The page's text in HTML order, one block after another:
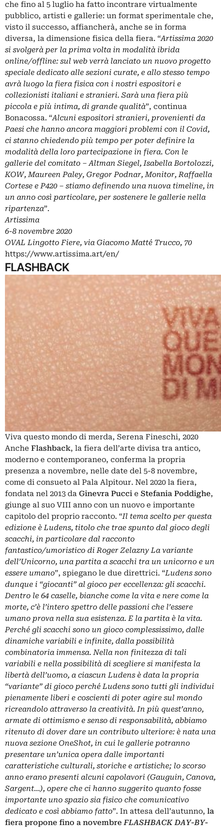
che fino al 5 luglio ha fatto incontrare virtualmente
pubblico, artisti e gallerie: un format sperimentale che,
visto il successo, affiancherà, anche se in forma
diversa, la dimensione fisica della fiera. “Artissima 2020
si svolgerà per la prima volta in modalità ibrida
online/offline: sul web verrà lanciato un nuovo progetto
speciale dedicato alle sezioni curate, e allo stesso tempo
avrà luogo la fiera fisica con i nostri espositori e
collezionisti italiani e stranieri. Sarà una fiera più
piccola e più intima, di grande qualità”, continua
Bonacossa. “Alcuni espositori stranieri, provenienti da
Paesi che hanno ancora maggiori problemi con il Covid,
ci stanno chiedendo più tempo per poter definire la
modalità della loro partecipazione in fiera. Con le
gallerie del comitato – Altman Siegel, Isabella Bortolozzi,
KOW, Maureen Paley, Gregor Podnar, Monitor, Raffaella
Cortese e P420 – stiamo definendo una nuova timeline, in
un anno così particolare, per sostenere le gallerie nella
ripartenza”.
Artissima
6-8 novembre 2020
OVAL Lingotto Fiere, via Giacomo Matté Trucco, 70
https://www.artissima.art/en/
FLASHBACK
Viva questo mondo di merda, Serena Fineschi, 2020
Anche Flashback, la fiera dell’arte divisa tra antico,
moderno e contemporaneo, conferma la propria
presenza a novembre, nelle date del 5-8 novembre,
come di consueto al Pala Alpitour. Nel 2020 la fiera,
fondata nel 2013 da Ginevra Pucci e Stefania Poddighe,
giunge al suo VIII anno con un nuovo e importante
capitolo del proprio racconto. “Il tema scelto per questa
edizione è Ludens, titolo che trae spunto dal gioco degli
scacchi, in particolare dal racconto
fantastico/umoristico di Roger Zelazny La variante
dell’Unicorno, una partita a scacchi tra un unicorno e un
essere umano”, spiegano le due direttrici. “Ludens sono
dunque i “giocanti” al gioco per eccellenza: gli scacchi.
Dentro le 64 caselle, bianche come la vita e nere come la
morte, c’è l’intero spettro delle passioni che l’essere
umano prova nella sua esistenza. E la partita è la vita.
Perché gli scacchi sono un gioco complessissimo, dalle
dinamiche variabili e infinite, dalla possibilità
combinatoria immensa. Nella non finitezza di tali
variabili e nella possibilità di scegliere si manifesta la
libertà dell’uomo, a ciascun Ludens è data la propria
“variante” di gioco perché Ludens sono tutti gli individui
pienamente liberi e coscienti di poter agire sul mondo
ricreandolo attraverso la creatività. In più quest’anno,
armate di ottimismo e senso di responsabilità, abbiamo
ritenuto di dover dare un contributo ulteriore: è nata una
nuova sezione OneShot, in cui le gallerie potranno
presentare un’unica opera dalle importanti
caratteristiche culturali, storiche e artistiche; lo scorso
anno erano presenti alcuni capolavori (Gauguin, Canova,
Sargent…), opere che ci hanno suggerito quanto fosse
importante uno spazio sia fisico che comunicativo
dedicato e così abbiamo fatto”. In attesa dell’autunno, la
fiera propone fino a novembreFLASHBACK DAY-BY-